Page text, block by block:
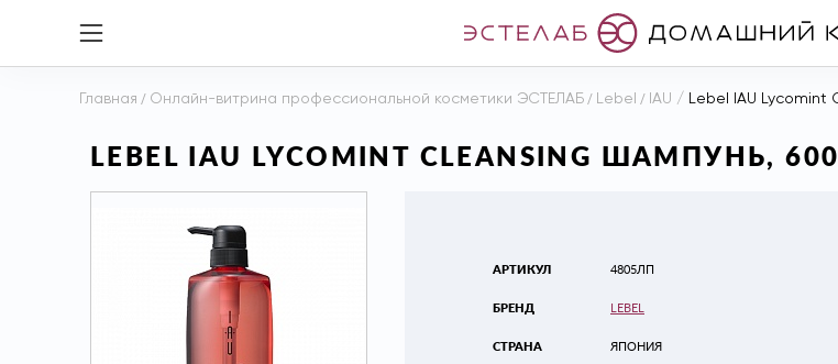
Главная / Онлайн-витрина профессиональной косметики ЭСТЕЛАБ / Lebel / IAU / Lebel IAU Lycomint
LEBEL IAU LYCOMINT CLEANSING ШАМПУНЬ,
АРТИКУЛ
БРЕНД
СТРАНА
4805ЛП
LEBEL
ЯПОНИЯ